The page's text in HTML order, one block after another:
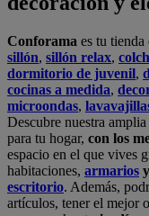
Conforama es tu tienda
sillón, sillón relax,
dormitorio de juvenil,
cocinas a medida,
microondas,
Descubre nuestra
para tu hogar, con los
espacio en el que vives
habitaciones, armarios y
escritorio. Además,
artículos, tener el mejor